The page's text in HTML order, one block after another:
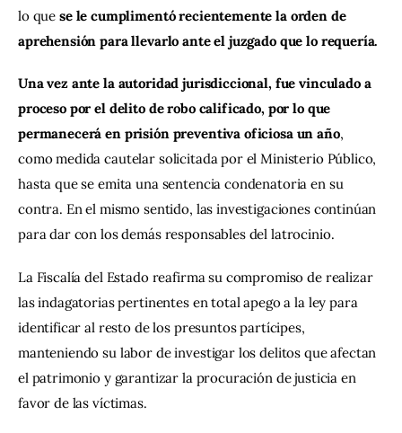
lo que se le cumplimentó recientemente la orden de
aprehensión para llevarlo ante el juzgado que lo requería.
Una vez ante la autoridad jurisdiccional, fue vinculado a
proceso por el delito de robo calificado, por lo que
permanecerá en prisión preventiva oficiosa un año,
como medida cautelar solicitada por el Ministerio Público,
hasta que se emita una sentencia condenatoria en su
contra. En el mismo sentido, las investigaciones continúan
para dar con los demás responsables del latrocinio.
La Fiscalía del Estado reafirma su compromiso de realizar
las indagatorias pertinentes en total apego a la ley para
identificar al resto de los presuntos partícipes,
manteniendo su labor de investigar los delitos que afectan
el patrimonio y garantizar la procuración de justicia en
favor de las víctimas.